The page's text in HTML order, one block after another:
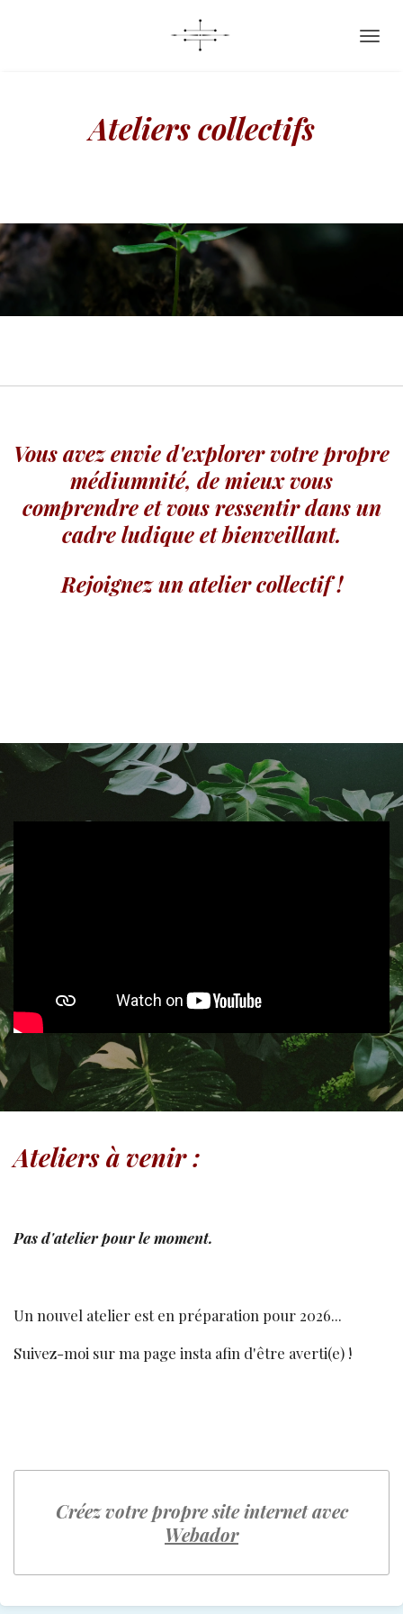
Ateliers collectifs
Vous avez envie d'explorer votre propre
médiumnité, de mieux vous
comprendre et vous ressentir dans un
cadre ludique et bienveillant.
Rejoignez un atelier collectif !
Ateliers à venir :
Pas d'atelier pour le moment.
Un nouvel atelier est en préparation pour 2026...
Suivez-moi sur ma page insta afin d'être averti(e) !
Créez votre propre site internet avec
Webador